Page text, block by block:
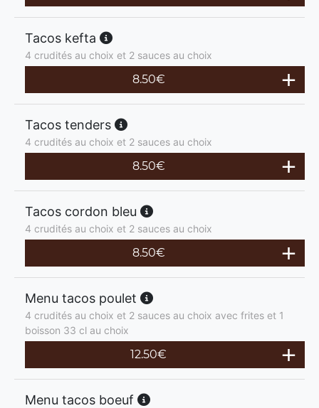
Tacos kefta
4 crudités au choix et 2 sauces au choix
8.50€
Tacos tenders
4 crudités au choix et 2 sauces au choix
8.50€
Tacos cordon bleu
4 crudités au choix et 2 sauces au choix
8.50€
Menu tacos poulet
4 crudités au choix et 2 sauces au choix avec frites et 1
boisson 33 cl au choix
12.50€
Menu tacos boeuf